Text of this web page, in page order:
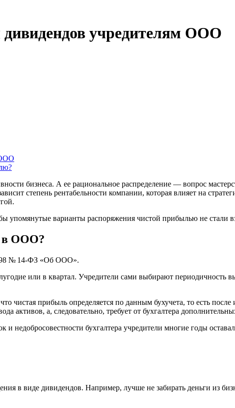
учредителям ООО
бизнеса. А ее рациональное распределение — вопрос
степень рентабельности компании, которая влияет на
упомянутые варианты распоряжения чистой прибылью не
в ООО?
№ 14-ФЗ «Об ООО».
или в квартал. Учредители сами выбирают периодичность
чистая прибыль определяется по данным бухучета, то есть
активов, а, следовательно, требует от бухгалтера
недобросовестности бухгалтера учредители многие годы
в виде дивидендов. Например, лучше не забирать деньги из